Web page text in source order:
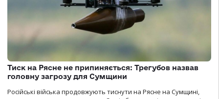
Тиск на Рясне не припиняється: Трегубов назвав
головну загрозу для Сумщини
Російські війська продовжують тиснути на Рясне на Сумщині,